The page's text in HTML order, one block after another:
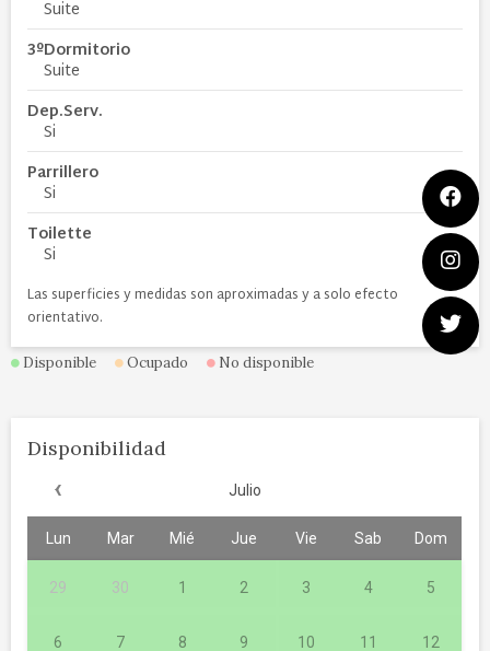
Suite
3ºDormitorio
Suite
Dep.Serv.
Si
Parrillero
Si
Toilette
Si
Las superficies y medidas son aproximadas y a solo efecto
orientativo.
Disponible Ocupado No disponible
Disponibilidad
‹ Julio
Lun Mar Mié Jue Vie Sab Dom
29 30 1 2 3 4 5
6 7 8 9 10 11 12